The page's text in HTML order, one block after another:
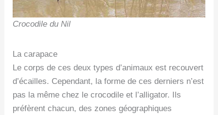
Crocodile du Nil
La carapace
Le corps de ces deux types d’animaux est recouvert
d’écailles. Cependant, la forme de ces derniers n’est
pas la même chez le crocodile et l’alligator. Ils
préfèrent chacun, des zones géographiques